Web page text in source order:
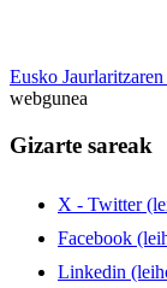
Eusko
webgunea
Gizarte sareak
X - Twitter
Facebook
Linkedin